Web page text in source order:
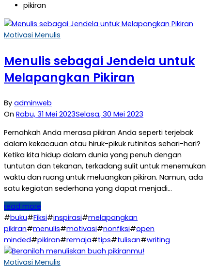
pikiran
Motivasi Menulis
Menulis sebagai Jendela untuk
Melapangkan Pikiran
By adminweb
On Rabu, 31 Mei 2023Selasa, 30 Mei 2023
Pernahkah Anda merasa pikiran Anda seperti terjebak
dalam kekacauan atau hiruk-pikuk rutinitas sehari-hari?
Ketika kita hidup dalam dunia yang penuh dengan
tuntutan dan tekanan, terkadang sulit untuk menemukan
waktu dan ruang untuk meluangkan pikiran. Namun, ada
satu kegiatan sederhana yang dapat menjadi…
read more
#buku#Fiksi#inspirasi#melapangkan
pikiran#menulis#motivasi#nonfiksi#open
minded#pikiran#remaja#tips#tulisan#writing
Motivasi Menulis